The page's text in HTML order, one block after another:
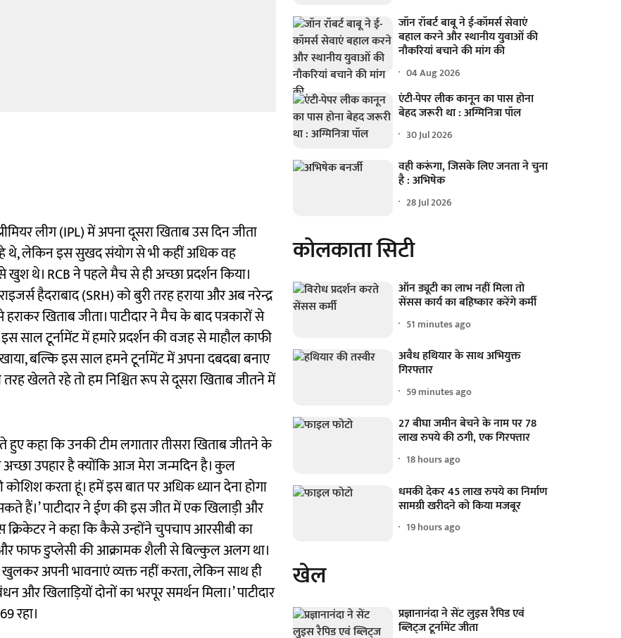
लीग (IPL) में अपना दूसरा खिताब उस दिन जीता
थे, लेकिन इस सुखद संयोग से भी कहीं अधिक वह
थे। RCB ने पहले मैच से ही अच्छा प्रदर्शन किया।
हैदराबाद (SRH) को बुरी तरह हराया और अब नरेन्द्र
खिताब जीता। पाटीदार ने मैच के बाद पत्रकारों से
साल टूर्नामेंट में हमारे प्रदर्शन की वजह से माहौल काफी
बल्कि इस साल हमने टूर्नामेंट में अपना दबदबा बनाए
तरह खेलते रहे तो हम निश्चित रूप से दूसरा खिताब जीतने में
हुए कहा कि उनकी टीम लगातार तीसरा खिताब जीतने के
उपहार है क्योंकि आज मेरा जन्मदिन है। कुल
करता हूं। हमें इस बात पर अधिक ध्यान देना होगा
हैं।’ पाटीदार ने ईण की इस जीत में एक खिलाड़ी और
ने कहा कि कैसे उन्होंने चुपचाप आरसीबी का
और फाफ डुप्लेसी की आक्रामक शैली से बिल्कुल अलग था।
खुलकर अपनी भावनाएं व्यक्त नहीं करता, लेकिन साथ ही
और खिलाड़ियों दोनों का भरपूर समर्थन मिला।’ पाटीदार
रहा।
जॉन रॉबर्ट बाबू ने ई-कॉमर्स सेवाएं
बहाल करने और स्थानीय युवाओं की
नौकरियां बचाने की मांग की
04 Aug 2026
एंटी-पेपर लीक कानून का पास होना
बेहद जरूरी था : अग्मिनित्रा पॉल
30 Jul 2026
वही करूंगा, जिसके लिए जनता ने चुना
है : अभिषेक
28 Jul 2026
कोलकाता सिटी
ऑन ड्यूटी का लाभ नहीं मिला तो
सेंसस कार्य का बहिष्कार करेंगे कर्मी
51 minutes ago
अवैध हथियार के साथ अभियुक्त
गिरफ्तार
59 minutes ago
27 बीघा जमीन बेचने के नाम पर 78
लाख रुपये की ठगी, एक गिरफ्तार
18 hours ago
धमकी देकर 45 लाख रुपये का निर्माण
सामग्री खरीदने को किया मजबूर
19 hours ago
खेल
प्रज्ञानानंदा ने सेंट लुइस रैपिड एवं
ब्लिट्ज टूर्नामेंट जीता